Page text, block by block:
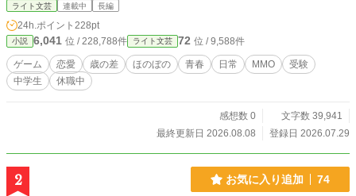
よからぬ取引をしたオジサンだと脅かされてしまいしぶしぶ従うことになる。
いったいこの先、零二は無事でいられるのだろうか！？
ライト文芸 連載中 長編
24h.ポイント 228pt
小説 6,041 位 / 228,788件 ライト文芸 72 位 / 9,588件
ゲーム 恋愛 歳の差 ほのぼの 青春 日常 MMO
受験
中学生
休職中
感想数 0
文字数 39,941
最終更新日 2026.08.08
登録日 2026.07.29
2 お気に入り追加 74